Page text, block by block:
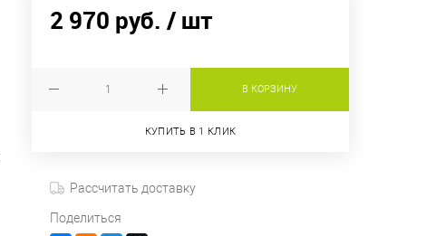
2 970 руб. / шт
В КОРЗИНУ
КУПИТЬ В 1 КЛИК
Рассчитать доставку
Поделиться